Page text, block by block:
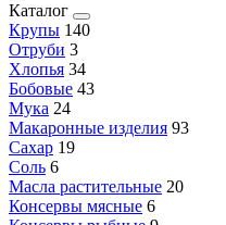
Каталог
Крупы 140
Отруби 3
Хлопья 34
Бобовые 43
Мука 24
Макаронные изделия 93
Сахар 19
Соль 6
Масла растительные 20
Консервы мясные 6